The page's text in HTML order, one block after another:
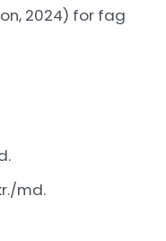
2024) for fag
md.